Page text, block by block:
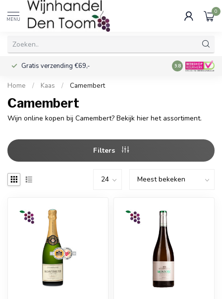
MENU
0
Gratis verzending €69,- Voor 16:00
9.8
Home / Kaas / Camembert
Camembert
Wijn online kopen bij Camembert? Bekijk hier het assortiment.
Filters